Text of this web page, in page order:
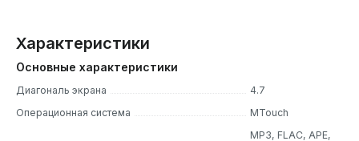
усилитель и ЦАП, предназначенный для ценителей
аудиофильского звука. Эта модель оснащена
передовыми технологиями, обеспечивающими
превосходное качество звука и мощность.
Характеристики
Основные характеристики
Диагональ экрана
4.7
Операционная система
MTouch
MP3, FLAC, APE,